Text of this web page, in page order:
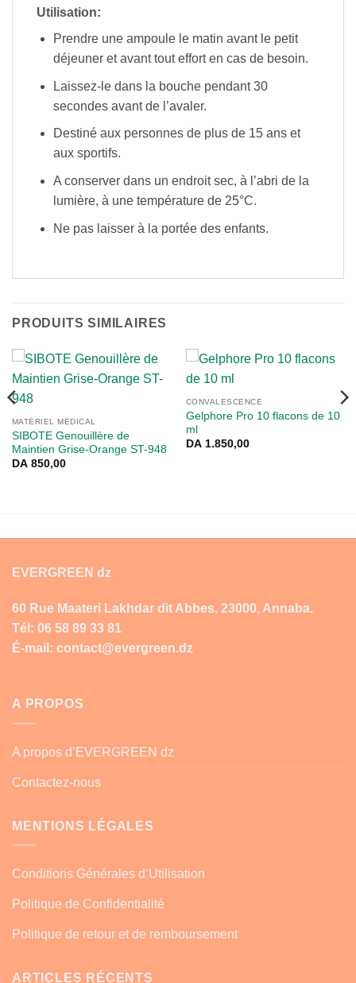
Utilisation:
Prendre une ampoule le matin avant le petit
déjeuner et avant tout effort en cas de besoin.
Laissez-le dans la bouche pendant 30
secondes avant de l’avaler.
Destiné aux personnes de plus de 15 ans et
aux sportifs.
A conserver dans un endroit sec, à l’abri de la
lumière, à une température de 25°C.
Ne pas laisser à la portée des enfants.
PRODUITS SIMILAIRES
MATÉRIEL MÉDICAL
SIBOTE Genouillère de
Maintien Grise-Orange ST-948
DA850,00
CONVALESCENCE
Gelphore Pro 10 flacons de 10
ml
DA1.850,00
EVERGREEN dz
60 Rue Maateri Lakhdar dit Abbes, 23000, Annaba.
Tél: 06 58 89 33 81
É-mail: contact@evergreen.dz
A PROPOS
A propos d’EVERGREEN dz
Contactez-nous
MENTIONS LÉGALES
Conditions Générales d’Utilisation
Politique de Confidentialité
Politique de retour et de remboursement
ARTICLES RÉCENTS